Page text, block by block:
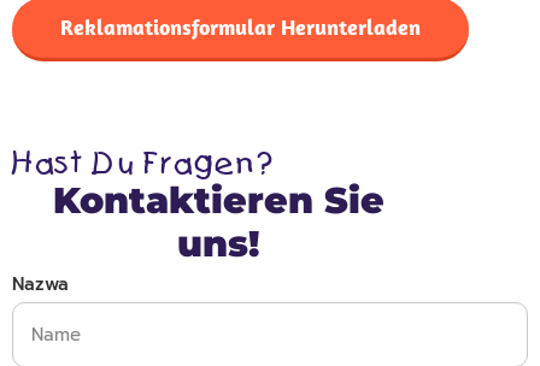
Reklamationsformular Herunterladen
Hast Du Fragen?
Kontaktieren Sie
uns!
Nazwa